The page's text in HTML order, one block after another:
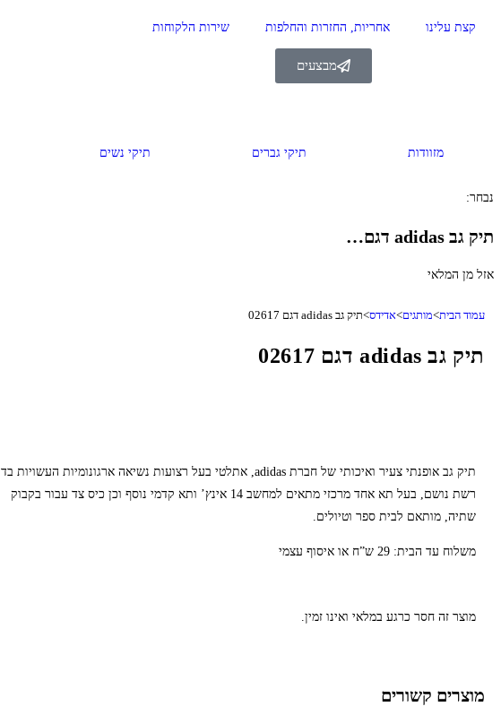
קצת עלינו אחריות, החזרות והחלפות שירות הלקוחות
מבצעים
מזוודות תיקי גברים תיקי נשים
נבחר:
תיק גב adidas דגם…
אזל מן המלאי
עמוד הבית>מותגים>אדידס>תיק גב adidas דגם 02617
תיק גב adidas דגם 02617
תיק גב אופנתי צעיר ואיכותי של חברת adidas, אתלטי בעל רצועות נשיאה ארגונומיות העשויות בד
רשת נושם, בעל תא אחד מרכזי מתאים למחשב 14 אינץ’ ותא קדמי נוסף וכן כיס צד עבור בקבוק
שתיה, מותאם לבית ספר וטיולים.
משלוח עד הבית: 29 ש”ח או איסוף עצמי
מוצר זה חסר כרגע במלאי ואינו זמין.
מוצרים קשורים